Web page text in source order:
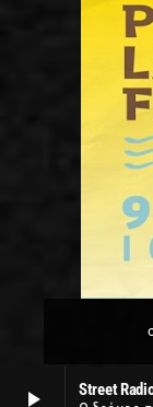
play_arrow
Street